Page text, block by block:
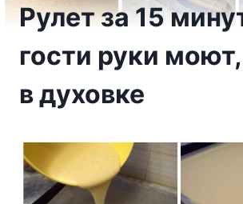
Рулет за 15
гости руки
в духовке